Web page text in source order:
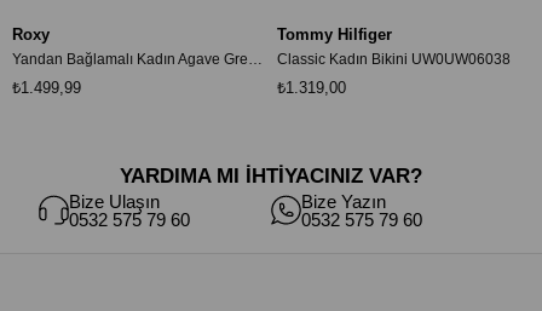
Roxy
₺1.499,99
Tommy Hilfiger
Classic Kadın Bikini UW0UW06038
₺1.319,00
YARDIMA MI İHTİYACINIZ VAR?
Bize Ulaşın
0532 575 79 60
Bize Yazın
0532 575 79 60